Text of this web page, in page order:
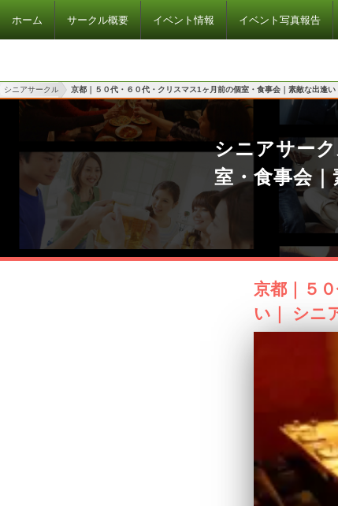
ホーム サークル概要 イベント情報 イベント写真報告
シニアサークル 京都｜５０代・６０代・クリスマス1ヶ月前の個室・食事会｜素敵な出逢い
シニアサー
室・食事会
京都｜５
い｜ シニ